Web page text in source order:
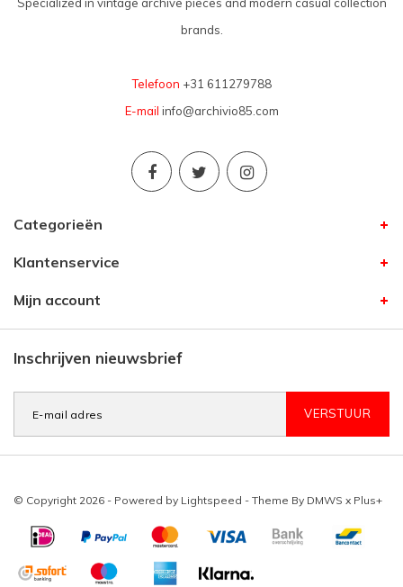
brands.
Telefoon +31 611279788
E-mail info@archivio85.com
Categorieën
Klantenservice
Mijn account
Inschrijven nieuwsbrief
VERSTUUR
© Copyright 2026 - Powered by Lightspeed - Theme By DMWS x Plus+